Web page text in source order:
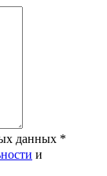
данных *
и